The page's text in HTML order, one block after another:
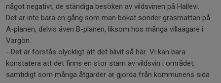
något negativt, de ständiga besöken av vildsvinen på Hallevi.
Det är inte bara en gång som man bökat sönder gräsmattan på
A-planen, delvis även B-planen, liksom hos många villaägare i
Vargön.
- Det är förstås olyckligt att det blivit så här. Vi kan bara
konstatera att det finns en stor stam av vildsvin i området,
samtidigt som många åtgärder är gjorda från kommunens sida